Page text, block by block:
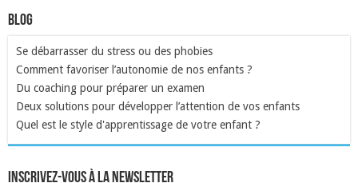
Blog
Se débarrasser du stress ou des phobies
Comment favoriser l’autonomie de nos enfants ?
Du coaching pour préparer un examen
Deux solutions pour développer l’attention de vos enfants
Quel est le style d'apprentissage de votre enfant ?
inscrivez-vous à la newsletter